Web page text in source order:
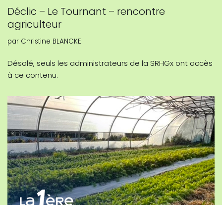
Déclic – Le Tournant – rencontre
agriculteur
par Christine BLANCKE
Désolé, seuls les administrateurs de la SRHGx ont accès
à ce contenu.